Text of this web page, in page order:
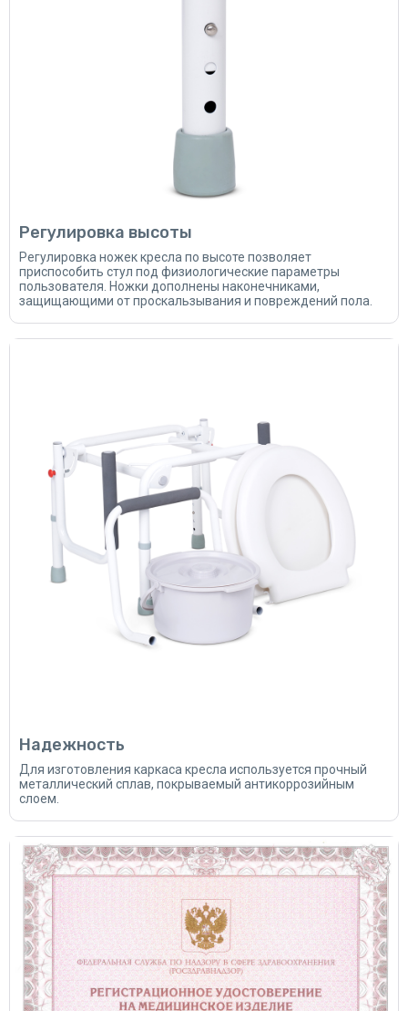
Регулировка высоты
Регулировка ножек кресла по высоте позволяет
приспособить стул под физиологические параметры
пользователя. Ножки дополнены наконечниками,
защищающими от проскальзывания и повреждений пола.
Надежность
Для изготовления каркаса кресла используется прочный
металлический сплав, покрываемый антикоррозийным
слоем.